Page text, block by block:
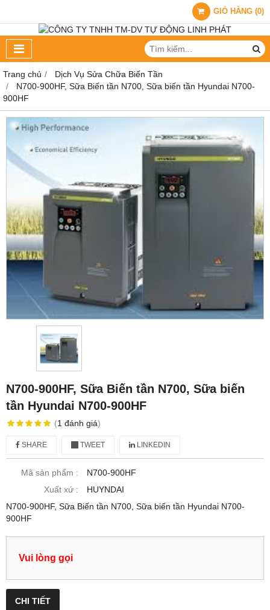
GIỎ HÀNG (0)
Trang chủ
Dịch Vụ Sửa Chữa Biến Tần
N700-900HF, Sữa Biến tần N700, Sữa biến tần Hyundai N700-
900HF
N700-900HF, Sữa Biến tần N700, Sữa biến
tần Hyundai N700-900HF
(1 đánh giá)
SHARE TWEET LINKEDIN
Mã sản phẩm :
N700-900HF
Xuất xứ :
HUYNDAI
N700-900HF, Sữa Biến tần N700, Sữa biến tần Hyundai N700-
900HF
Vui lòng gọi
CHI TIẾT